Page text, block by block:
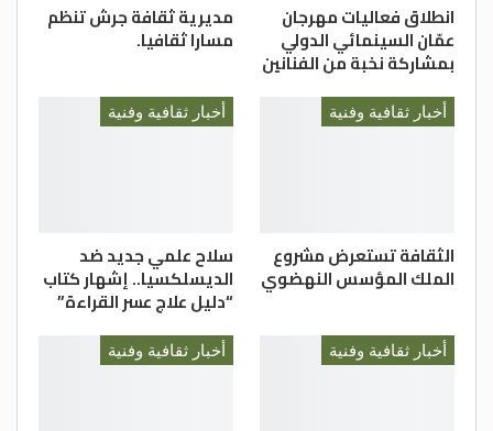
انطلاق فعاليات مهرجان
عمّان السينمائي الدولي
بمشاركة نخبة من الفنانين
مديرية ثقافة جرش تنظم
مسارا ثقافيا.
أخبار ثقافية وفنية
الثقافة تستعرض مشروع
الملك المؤسس النهضوي
أخبار ثقافية وفنية
سلاح علمي جديد ضد
الديسلكسيا.. إشهار كتاب
“دليل علاج عسر القراءة”
أخبار ثقافية وفنية أخبار ثقافية وفنية